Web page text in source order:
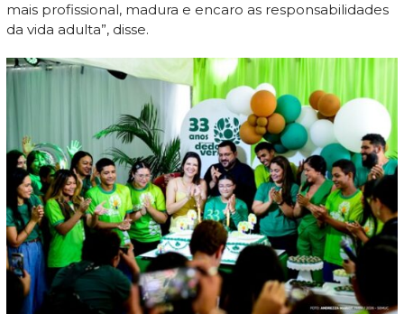
mais profissional, madura e encaro as responsabilidades
da vida adulta”, disse.